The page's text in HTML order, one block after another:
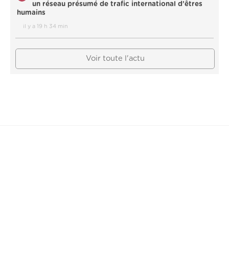
un réseau présumé de trafic international d’êtres
humains
il y a 19 h 34 min
Voir toute l'actu